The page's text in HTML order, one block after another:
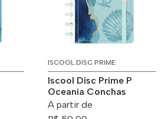
ISCOOL DISC PRIME
Iscool Disc Prime P
Oceania Conchas
A partir de